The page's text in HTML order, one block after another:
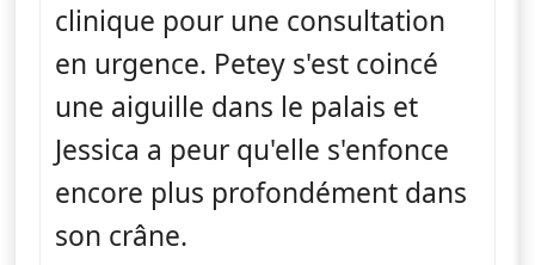
clinique pour une consultation
en urgence. Petey s'est coincé
une aiguille dans le palais et
Jessica a peur qu'elle s'enfonce
encore plus profondément dans
son crâne.